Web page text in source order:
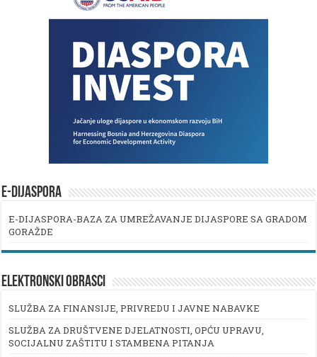
E-DIJASPORA
E-DIJASPORA-BAZA ZA UMREŽAVANJE DIJASPORE SA GRADOM
GORAŽDE
ELEKTRONSKI OBRASCI
SLUŽBA ZA FINANSIJE, PRIVREDU I JAVNE NABAVKE
SLUŽBA ZA DRUŠTVENE DJELATNOSTI, OPĆU UPRAVU,
SOCIJALNU ZAŠTITU I STAMBENA PITANJA